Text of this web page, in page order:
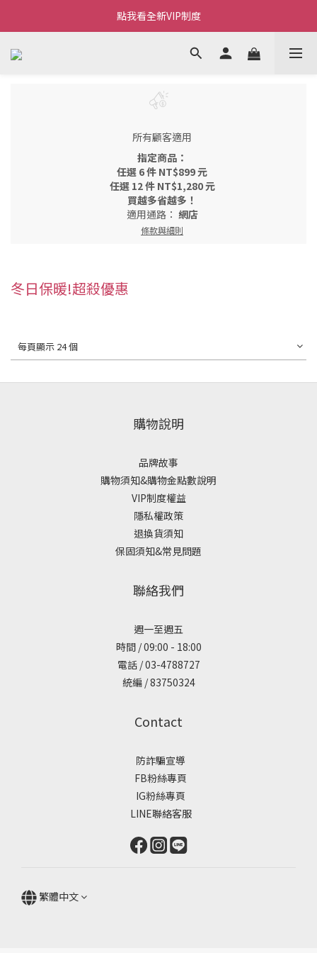
Welcome~私藏生活~
點我看全新VIP制度
全新購物金/點數使用說明
所有顧客適用
指定商品：
任選 6 件 NT$899 元
任選 12 件 NT$1,280 元
買越多省越多！
適用通路： 網店
條款與細則
冬日保暖!超殺優惠
每頁顯示 24 個
購物說明
品牌故事
購物須知&購物金點數說明
VIP制度權益
隱私權政策
退換貨須知
保固須知&常見問題
聯絡我們
週一至週五
時間 / 09:00 - 18:00
電話 / 03-4788727
統編 / 83750324
Contact
防詐騙宣導
FB粉絲專頁
IG粉絲專頁
LINE聯絡客服
繁體中文